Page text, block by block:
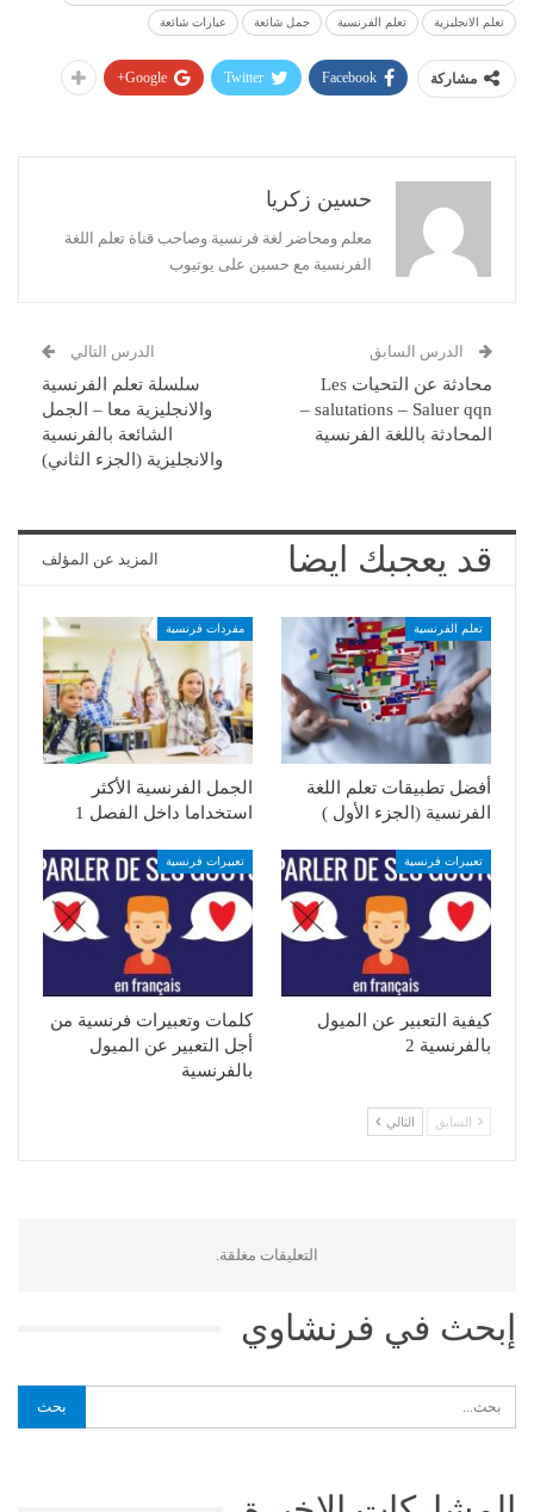
تعلم الانجليزية تعلم الفرنسية جمل شائعة عبارات شائعة
مشاركة Facebook
Twitter
Google+
حسين زكريا
معلم ومحاضر لغة فرنسية وصاحب قناة تعلم اللغة
الفرنسية مع حسين على يوتيوب
الدرس السابق
محادثة عن التحيات Les
salutations – Saluer qqn –
المحادثة باللغة الفرنسية
الدرس التالي
سلسلة تعلم الفرنسية
والانجليزية معا – الجمل
الشائعة بالفرنسية
والانجليزية (الجزء الثاني)
قد يعجبك ايضا المزيد عن المؤلف
تعلم الفرنسية
أفضل تطبيقات تعلم اللغة
الفرنسية (الجزء الأول )
مفردات فرنسية
الجمل الفرنسية الأكثر
استخداما داخل الفصل 1
تعبيرات فرنسية
كيفية التعبير عن الميول
بالفرنسية 2
تعبيرات فرنسية
كلمات وتعبيرات فرنسية من
أجل التعبير عن الميول
بالفرنسية
السابق التالي
التعليقات مغلقة.
إبحث في فرنشاوي